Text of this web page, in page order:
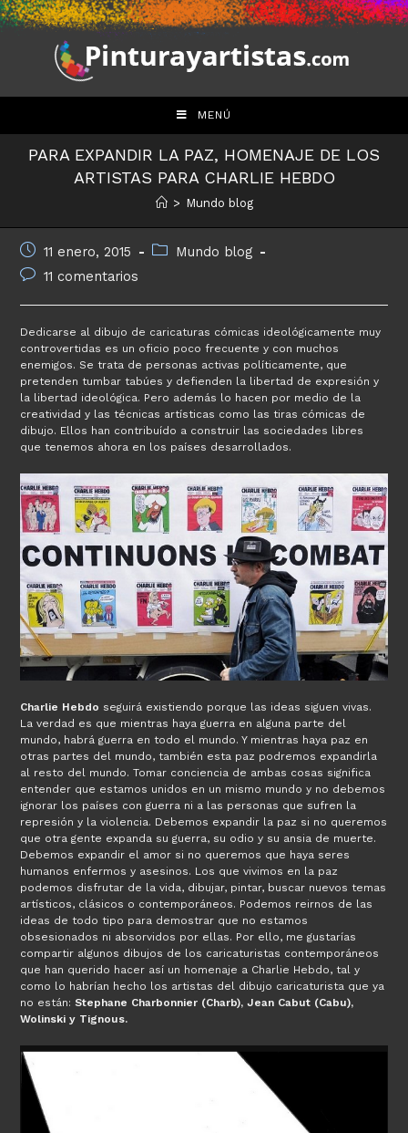
Saltar
al
contenido
MENÚ
PARA EXPANDIR LA PAZ, HOMENAJE DE LOS
ARTISTAS PARA CHARLIE HEBDO
> Mundo blog
Publicación
de
entrada:
11 enero, 2015
Categoría
entrada:
Mundo blog
Comentarios
entrada:
11 comentarios
Dedicarse al dibujo de caricaturas cómicas ideológicamente muy
controvertidas es un oficio poco frecuente y con muchos
enemigos. Se trata de personas activas políticamente, que
pretenden tumbar tabúes y defienden la libertad de expresión y
la libertad ideológica. Pero además lo hacen por medio de la
creatividad y las técnicas artísticas como las tiras cómicas de
dibujo. Ellos han contribuído a construir las sociedades libres
que tenemos ahora en los países desarrollados.
Charlie Hebdo seguirá existiendo porque las ideas siguen vivas.
La verdad es que mientras haya guerra en alguna parte del
mundo, habrá guerra en todo el mundo. Y mientras haya paz en
otras partes del mundo, también esta paz podremos expandirla
al resto del mundo. Tomar conciencia de ambas cosas significa
entender que estamos unidos en un mismo mundo y no debemos
ignorar los países con guerra ni a las personas que sufren la
represión y la violencia. Debemos expandir la paz si no queremos
que otra gente expanda su guerra, su odio y su ansia de muerte.
Debemos expandir el amor si no queremos que haya seres
humanos enfermos y asesinos. Los que vivimos en la paz
podemos disfrutar de la vida, dibujar, pintar, buscar nuevos temas
artísticos, clásicos o contemporáneos. Podemos reirnos de las
ideas de todo tipo para demostrar que no estamos
obsesionados ni absorvidos por ellas. Por ello, me gustarías
compartir algunos dibujos de los caricaturistas contemporáneos
que han querido hacer así un homenaje a Charlie Hebdo, tal y
como lo habrían hecho los artistas del dibujo caricaturista que ya
no están:Stephane Charbonnier (Charb), Jean Cabut (Cabu),
Wolinski y Tignous.